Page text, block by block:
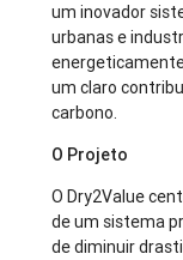
um inovador
urbanas e
um claro
carbono.
O Projeto
O Dry2Value
de um sistema
de diminuir